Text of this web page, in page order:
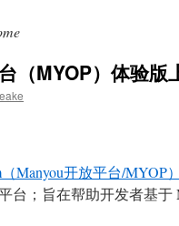
（MYOP）体验版
Manyou开放平台/MYOP）
台；旨在帮助开发者基于